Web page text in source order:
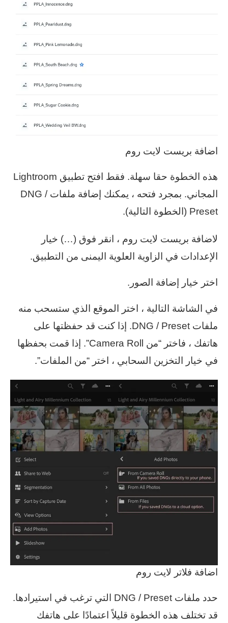
اضافة بريست لايت روم
هذه الخطوة حقا سهلة. فقط افتح تطبيق Lightroom
المجاني. بمجرد فتحه ، يمكنك إضافة ملفات DNG /
Preset (الخطوة التالية).
لاضافة بريست لايت روم ، انقر فوق (…) خيار
الإعدادات في الزاوية العلوية اليمنى من التطبيق.
اختر خيار إضافة الصور.
في الشاشة التالية ، اختر الموقع الذي ستسحب منه
ملفات DNG / Preset. إذا كنت قد حفظتها على
هاتفك ، فاختر “من Camera Roll”. إذا قمت بحفظها
في خيار التخزين السحابي ، اختر “من الملفات”.
اضافة فلاتر لايت روم
حدد ملفات DNG / Preset التي ترغب في استيرادها.
قد تختلف هذه الخطوة قليلاً اعتمادًا على هاتفك